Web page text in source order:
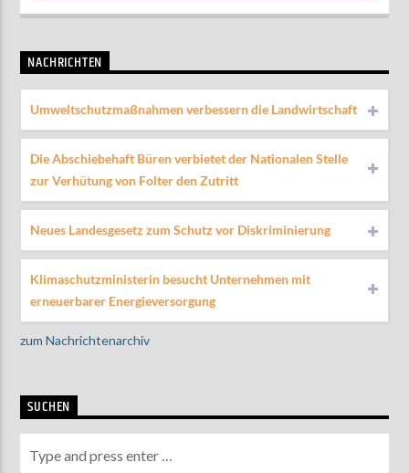
NACHRICHTEN
Umweltschutzmaßnahmen verbessern die Landwirtschaft
Die Abschiebehaft Büren verbietet der Nationalen Stelle
zur Verhütung von Folter den Zutritt
Neues Landesgesetz zum Schutz vor Diskriminierung
Klimaschutzministerin besucht Unternehmen mit
erneuerbarer Energieversorgung
zum Nachrichtenarchiv
SUCHEN